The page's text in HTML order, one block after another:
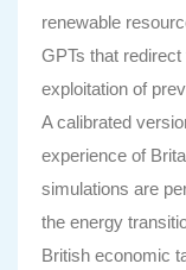
renewable
GPTs that
exploitation of
A calibrated
experience of
simulations are
the energy
British economic